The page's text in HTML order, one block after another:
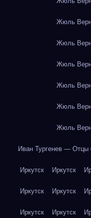
Жюль
Жюль
Жюль
Жюль
Жюль
Жюль
Иван Тургенев — Отцы
Иркутск Иркутск
Иркутск Иркутск
Иркутск Иркутск